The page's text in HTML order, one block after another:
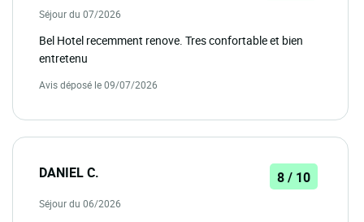
Séjour du 07/2026
Bel Hotel recemment renove. Tres confortable et bien
entretenu
Avis déposé le 09/07/2026
DANIEL C. 8 / 10
Séjour du 06/2026